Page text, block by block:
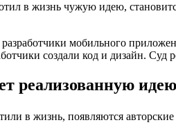
в жизнь чужую идею,
мобильного
создали код и дизайн.
реализованную идею
в жизнь, появляются